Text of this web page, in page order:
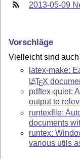
2013-05-09
Vorschläge
Vielleicht sind
latex-make:
LATEX
pdftex-quiet:
output to
runtexfile:
documents
runtex:
various utils